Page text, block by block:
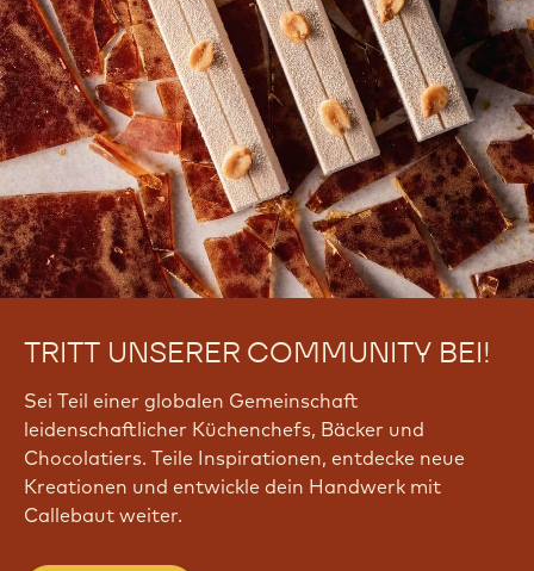
TRITT UNSERER COMMUNITY BEI!
Sei Teil einer globalen Gemeinschaft
leidenschaftlicher Küchenchefs, Bäcker und
Chocolatiers. Teile Inspirationen, entdecke neue
Kreationen und entwickle dein Handwerk mit
Callebaut weiter.